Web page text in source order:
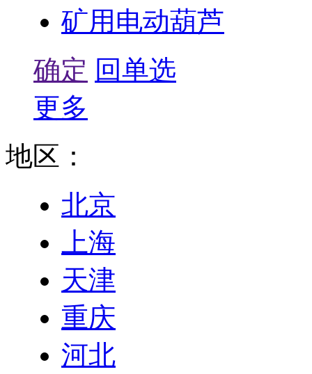
矿用电动葫芦
确定 回单选
更多
地区：
北京
上海
天津
重庆
河北